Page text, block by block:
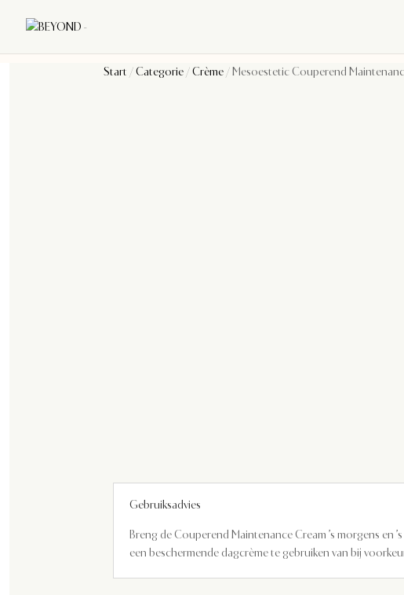
Start /Categorie /Crème / Mesoestetic Couperend
Gebruiksadvies
Breng de Couperend Maintenance Cream ’s morgens en
een beschermende dagcrème te gebruiken van bij